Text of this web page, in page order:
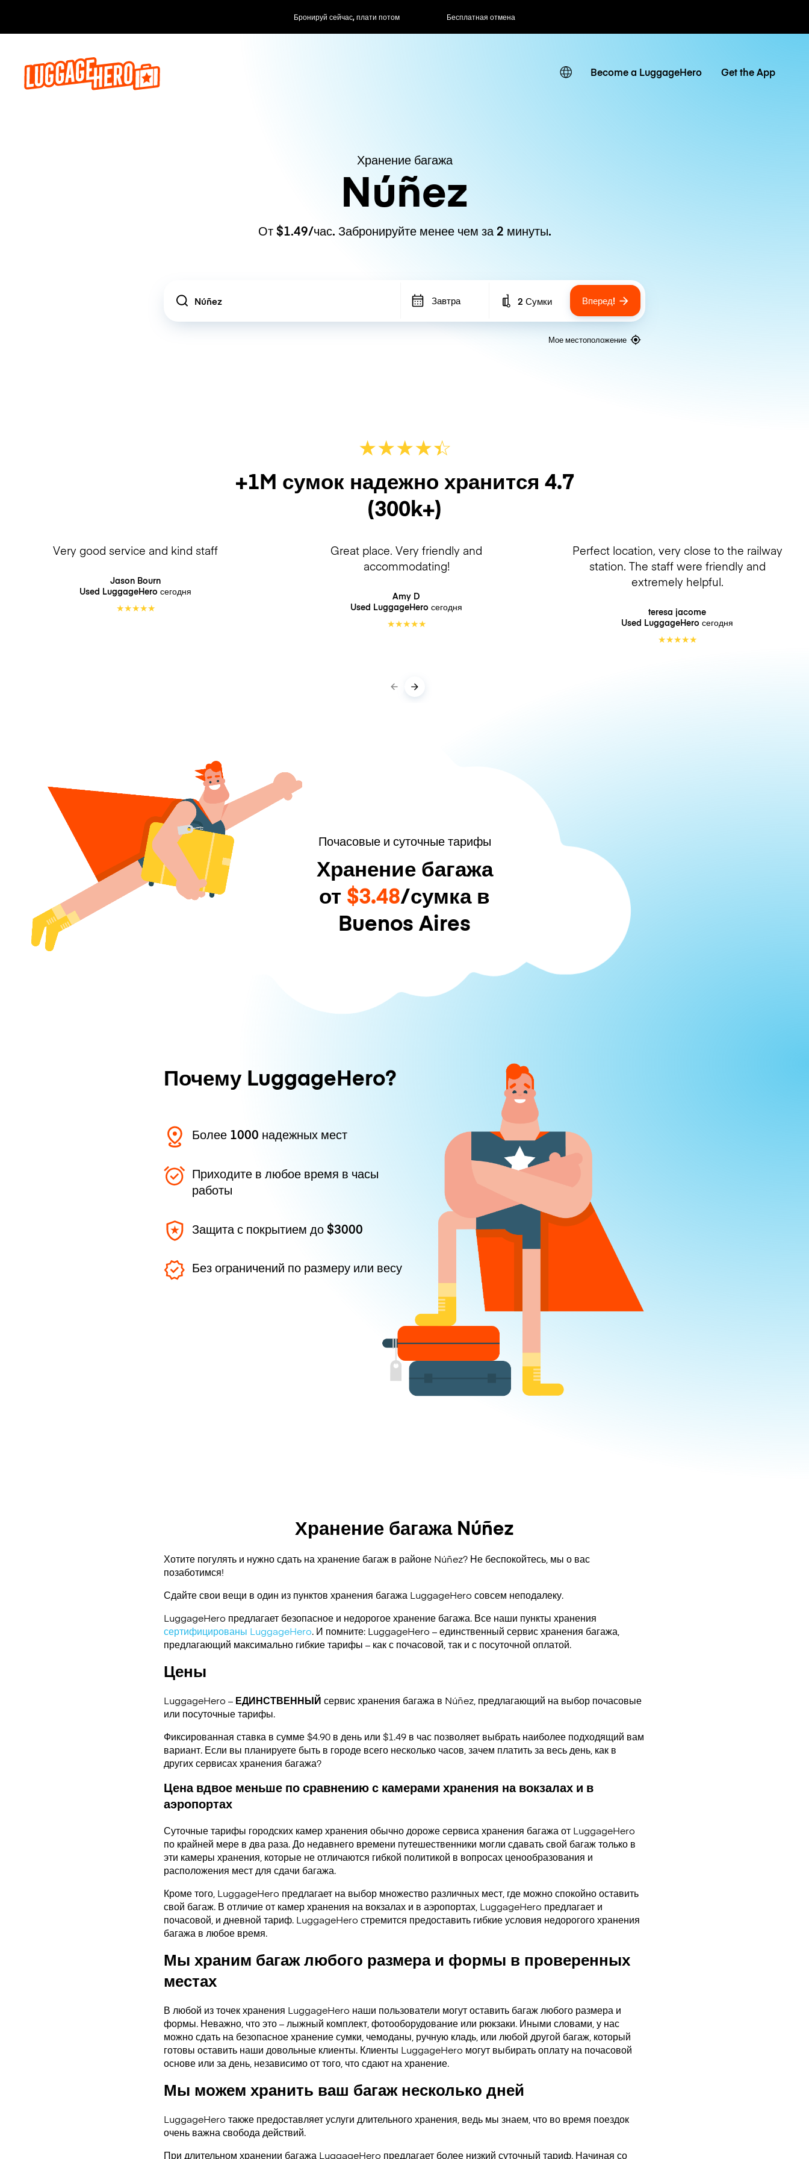
Бронируй сейчас, плати потом Бесплатная отмена Почасовые / дневные тарифы
Become a LuggageHero Get the App
Хранение багажа
Núñez
От $1.49/час. Забронируйте менее чем за 2 минуты.
Location Завтра Number of bags
2 Сумки Вперед!
Мое местоположение
★★★★☆
★
+1M сумок надежно хранится 4.7
(300k+)
Very good service and kind staff
Jason Bourn
Used LuggageHero сегодня
★★★★★
Great place. Very friendly and
accommodating!
Amy D
Used LuggageHero сегодня
★★★★★
Perfect location, very close to the railway
station. The staff were friendly and
extremely helpful.
teresa jacome
Used LuggageHero сегодня
★★★★★
Почасовые и суточные тарифы
Хранение багажа
от $3.48/сумка в
Buenos Aires
Почему LuggageHero?
Более 1000 надежных мест
Приходите в любое время в часы
работы
Защита с покрытием до$3000
Без ограничений по размеру или весу
Хранение багажа Núñez
Хотите погулять и нужно сдать на хранение багаж в районе Núñez? Не беспокойтесь, мы о вас
позаботимся!
Сдайте свои вещи в один из пунктов хранения багажа LuggageHero совсем неподалеку.
LuggageHero предлагает безопасное и недорогое хранение багажа. Все наши пункты хранения
сертифицированы LuggageHero. И помните: LuggageHero – единственный сервис хранения багажа,
предлагающий максимально гибкие тарифы – как с почасовой, так и с посуточной оплатой.
Цены
LuggageHero – ЕДИНСТВЕННЫЙ сервис хранения багажа в Núñez, предлагающий на выбор почасовые
или посуточные тарифы.
Фиксированная ставка в сумме $4.90 в день или $1.49 в час позволяет выбрать наиболее подходящий вам
вариант. Если вы планируете быть в городе всего несколько часов, зачем платить за весь день, как в
других сервисах хранения багажа?
Цена вдвое меньше по сравнению с камерами хранения на вокзалах и в
аэропортах
Суточные тарифы городских камер хранения обычно дороже сервиса хранения багажа от LuggageHero
по крайней мере в два раза. До недавнего времени путешественники могли сдавать свой багаж только в
эти камеры хранения, которые не отличаются гибкой политикой в вопросах ценообразования и
расположения мест для сдачи багажа.
Кроме того, LuggageHero предлагает на выбор множество различных мест, где можно спокойно оставить
свой багаж. В отличие от камер хранения на вокзалах и в аэропортах, LuggageHero предлагает и
почасовой, и дневной тариф. LuggageHero стремится предоставить гибкие условия недорогого хранения
багажа в любое время.
Мы храним багаж любого размера и формы в проверенных
местах
В любой из точек хранения LuggageHero наши пользователи могут оставить багаж любого размера и
формы. Неважно, что это – лыжный комплект, фотооборудование или рюкзаки. Иными словами, у нас
можно сдать на безопасное хранение сумки, чемоданы, ручную кладь, или любой другой багаж, который
готовы оставить наши довольные клиенты. Клиенты LuggageHero могут выбирать оплату на почасовой
основе или за день, независимо от того, что сдают на хранение.
Мы можем хранить ваш багаж несколько дней
LuggageHero также предоставляет услуги длительного хранения, ведь мы знаем, что во время поездок
очень важна свобода действий.
При длительном хранении багажа LuggageHero предлагает более низкий суточный тариф. Начиная со